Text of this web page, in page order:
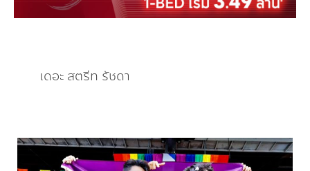
เดอะ สตรีท รัชดา
เดอะ